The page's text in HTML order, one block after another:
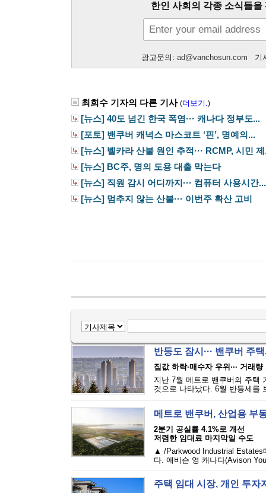
한인 사회의 각종 소식들
광고문의: ad@vanchosun.com 기
최희수 기자의 다른 기사 (더보기.)
[뉴스] 40도 넘긴 한국 폭염··· 캐나다 정부도...
[포토] 밴쿠버 캐넉스 마스코트 ‘핀’, 명예의...
[뉴스] 벨카라 산불 원인 추적··· RCMP, 시민
[뉴스] BC주, 명의 도용 대출 막는다
[뉴스] 직원 감시 어디까지··· 컴퓨터 사용시간...
[뉴스] 멈추지 않는 산불··· 이번주 확산 고비
반등도 잠시··· 밴쿠버 주
집값 하락·매수자 우위··· 거래
지난 7월 메트로 밴쿠버의 주택
것으로 나타났다. 6월 반등세를
메트로 밴쿠버, 산업용 부
2분기 공실률 4.1%로 개선
저렴한 임대료 마지막일 수도
▲ /Parkwood Industrial Estates
다. 애비슨 영 캐나다(Avison
주택 임대 시장, 개인 투자